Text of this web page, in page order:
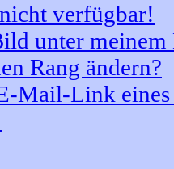
verfügbar!
unter meinem
Rang ändern?
Mail-Link